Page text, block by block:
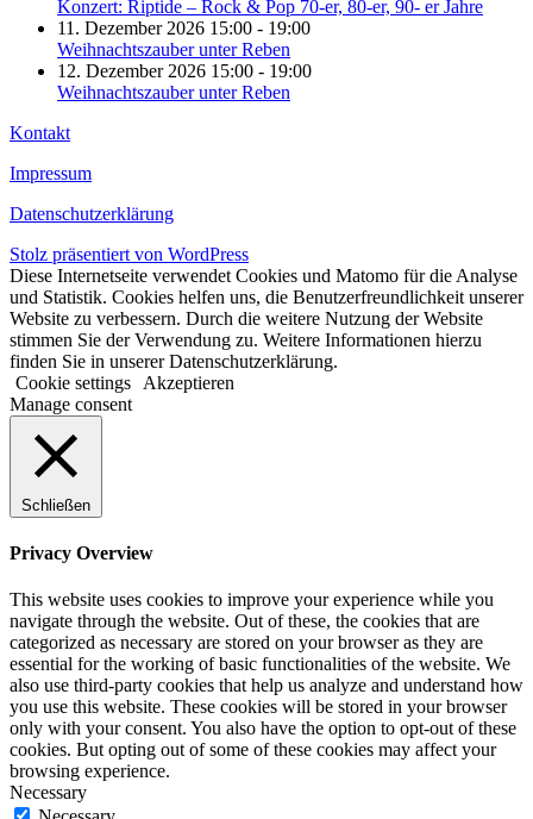
Konzert: Riptide – Rock & Pop 70-er, 80-er, 90- er Jahre
11. Dezember 2026 15:00 - 19:00
Weihnachtszauber unter Reben
12. Dezember 2026 15:00 - 19:00
Weihnachtszauber unter Reben
Kontakt
Impressum
Datenschutzerklärung
Stolz präsentiert von WordPress
Diese Internetseite verwendet Cookies und Matomo für die Analyse
und Statistik. Cookies helfen uns, die Benutzerfreundlichkeit unserer
Website zu verbessern. Durch die weitere Nutzung der Website
stimmen Sie der Verwendung zu. Weitere Informationen hierzu
finden Sie in unserer Datenschutzerklärung.
Cookie settings
Akzeptieren
Manage consent
Schließen
Privacy Overview
This website uses cookies to improve your experience while you
navigate through the website. Out of these, the cookies that are
categorized as necessary are stored on your browser as they are
essential for the working of basic functionalities of the website. We
also use third-party cookies that help us analyze and understand how
you use this website. These cookies will be stored in your browser
only with your consent. You also have the option to opt-out of these
cookies. But opting out of some of these cookies may affect your
browsing experience.
Necessary